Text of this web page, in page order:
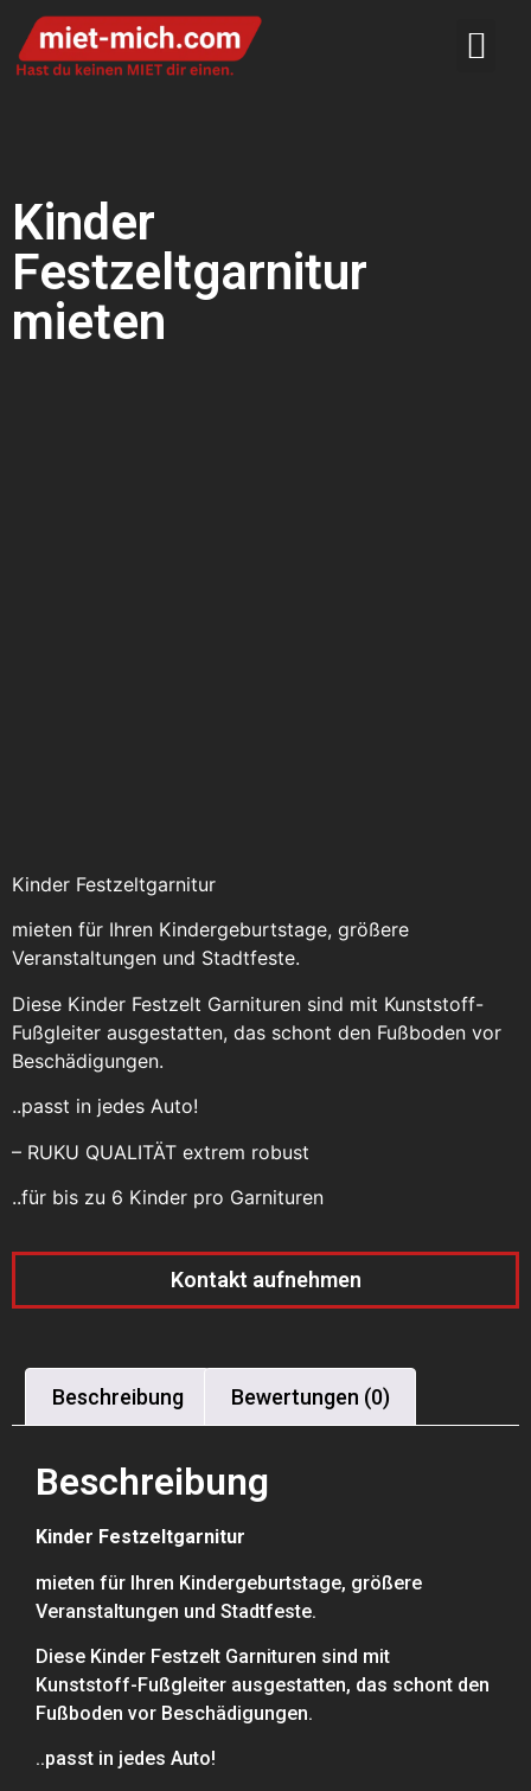
Kinder
Festzeltgarnitur
mieten
Kinder Festzeltgarnitur
mieten für Ihren Kindergeburtstage, größere
Veranstaltungen und Stadtfeste.
Diese Kinder Festzelt Garnituren sind mit Kunststoff-
Fußgleiter ausgestatten, das schont den Fußboden vor
Beschädigungen.
..passt in jedes Auto!
– RUKU QUALITÄT extrem robust
..für bis zu 6 Kinder pro Garnituren
Kontakt aufnehmen
Beschreibung Bewertungen (0)
Beschreibung
Kinder Festzeltgarnitur
mieten für Ihren Kindergeburtstage, größere
Veranstaltungen und Stadtfeste.
Diese Kinder Festzelt Garnituren sind mit
Kunststoff-Fußgleiter ausgestatten, das schont den
Fußboden vor Beschädigungen.
..passt in jedes Auto!